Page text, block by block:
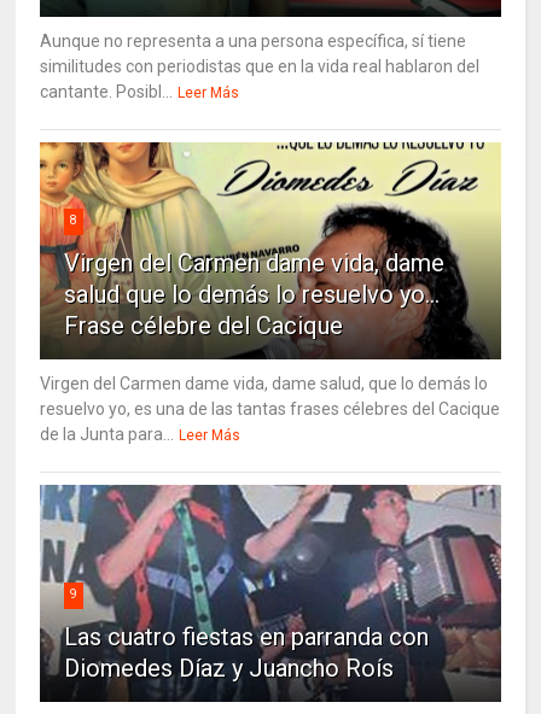
Aunque no representa a una persona específica, sí tiene
similitudes con periodistas que en la vida real hablaron del
cantante. Posibl...
Leer Más
8
Virgen del Carmen dame vida, dame
salud que lo demás lo resuelvo yo…
Frase célebre del Cacique
Virgen del Carmen dame vida, dame salud, que lo demás lo
resuelvo yo, es una de las tantas frases célebres del Cacique
de la Junta para...
Leer Más
9
Las cuatro fiestas en parranda con
Diomedes Díaz y Juancho Roís